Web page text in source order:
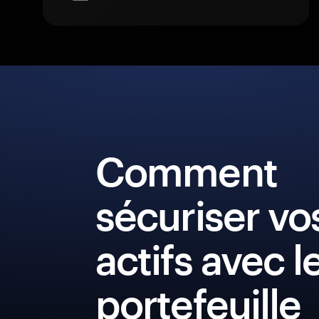
Comment
sécuriser
actifs avec
portefeuille